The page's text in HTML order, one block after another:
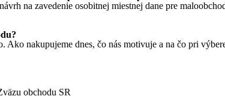
na zavedenie osobitnej miestnej dane pre
Ako nakupujeme dnes, čo nás motivuje a na čo pri
obchodu SR